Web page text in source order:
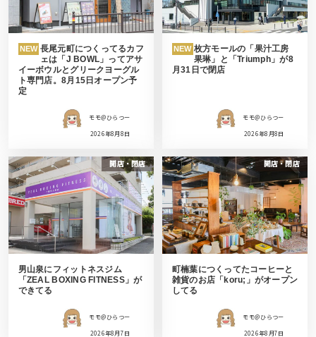
NEW 長尾元町につくってるカフ
ェは「J BOWL」ってアサ
イーボウルとグリークヨーグル
ト専門店。8月15日オープン予
定
モモ＠ひらつー
2026年8月8日
NEW 枚方モールの「果汁工房
果琳」と「Triumph」が8
月31日で閉店
モモ＠ひらつー
2026年8月8日
開店・閉店
男山泉にフィットネスジム
「ZEAL BOXING FITNESS」が
できてる
モモ＠ひらつー
2026年8月7日
開店・閉店
町楠葉につくってたコーヒーと
雑貨のお店「koru;」がオープン
してる
モモ＠ひらつー
2026年8月7日